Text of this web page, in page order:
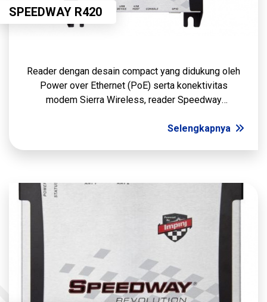
SPEEDWAY R420
Reader dengan desain compact yang didukung oleh
Power over Ethernet (PoE) serta konektivitas
modem Sierra Wireless, reader Speedway
aplikasi dan penyebaranSelengkapnya